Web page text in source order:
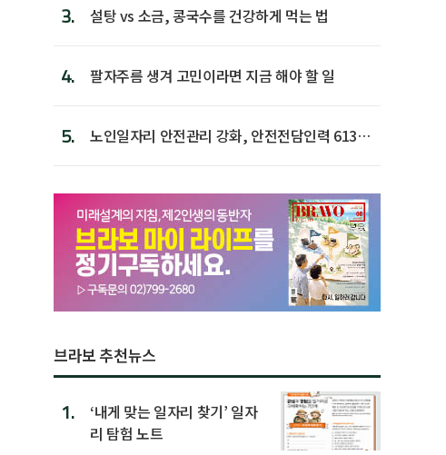
3. 설탕 vs 소금, 콩국수를 건강하게 먹는 법
4. 팔자주름 생겨 고민이라면 지금 해야 할 일
5.
노인일자리 안전관리 강화, 안전전담인력 613명
브라보 추천뉴스
1.
‘내게 맞는 일자리 찾기’ 일자
리 탐험 노트